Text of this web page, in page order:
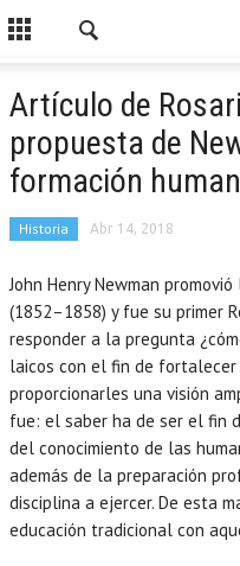
Artículo de
propuesta de
formación
Historia Abr 14, 2018
John Henry Newman
(1852–1858) y fue su primer
responder a la pregunta
laicos con el fin de
proporcionarles una visión
fue: el saber ha de ser el fin
del conocimiento de las
además de la preparación
disciplina a ejercer. De esta
educación tradicional con